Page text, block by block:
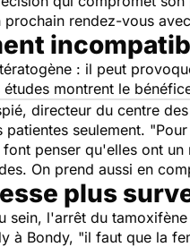
prochain rendez-vous
: il peut
montrent le
directeur du centre
seulement.
penser qu'elles ont
On prend aussi en
plus
sein, l'arrêt du
à Bondy, "il faut que la